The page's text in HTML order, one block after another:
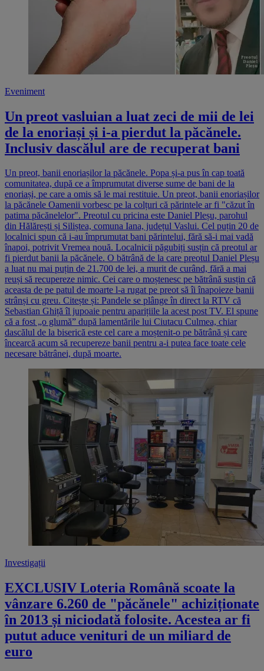
Eveniment
Un preot vasluian a luat zeci de mii de lei
de la enoriași și i-a pierdut la păcănele.
Inclusiv dascălul are de recuperat bani
Un preot, banii enoriașilor la păcănele. Popa și-a pus în cap toată
comunitatea, după ce a împrumutat diverse sume de bani de la
enoriași, pe care a omis să le mai restituie. Un preot, banii enoriașilor
la păcănele Oamenii vorbesc pe la colțuri că părintele ar fi "căzut în
patima păcănelelor". Preotul cu pricina este Daniel Pleșu, parohul
din Hălărești și Siliștea, comuna Iana, județul Vaslui. Cel puțin 20 de
localnici spun că i-au împrumutat bani părintelui, fără să-i mai vadă
înapoi, potrivit Vremea nouă. Localnicii păgubiți susțin că preotul ar
fi pierdut banii la păcănele. O bătrână de la care preotul Daniel Pleșu
a luat nu mai puțin de 21.700 de lei, a murit de curând, fără a mai
reuși să recupereze nimic. Cei care o moștenesc pe bătrână susțin că
aceasta de pe patul de moarte l-a rugat pe preot să îi înapoieze banii
strânși cu greu. Citește și: Pandele se plânge în direct la RTV că
Sebastian Ghiță îl jupoaie pentru aparițiile la acest post TV. El spune
că a fost „o glumă” după lamentările lui Ciutacu Culmea, chiar
dascălul de la biserică este cel care a moștenit-o pe bătrână și care
încearcă acum să recupereze banii pentru a-i putea face toate cele
necesare bătrânei, după moarte.
Investigații
EXCLUSIV Loteria Română scoate la
vânzare 6.260 de "păcănele" achiziționate
în 2013 și niciodată folosite. Acestea ar fi
putut aduce venituri de un miliard de
euro